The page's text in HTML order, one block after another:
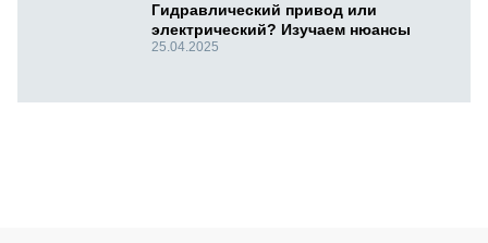
Гидравлический привод или
электрический? Изучаем нюансы
25.04.2025